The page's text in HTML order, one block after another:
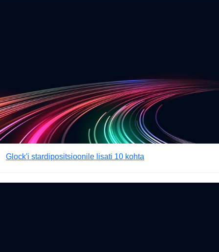
Glock'i stardipositsioonile lisati 10 kohta